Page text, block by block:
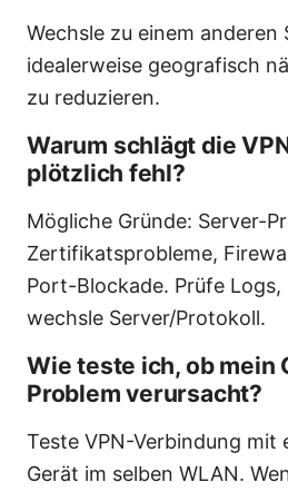
Wechsle zu einem
idealerweise geografisch
zu reduzieren.
Warum schlägt die
plötzlich fehl?
Mögliche Gründe: Server-
Zertifikatsprobleme,
Port-Blockade. Prüfe
wechsle Server/Protokoll.
Wie teste ich, ob mein
Problem verursacht?
Teste VPN-Verbindung mit
Gerät im selben WLAN.